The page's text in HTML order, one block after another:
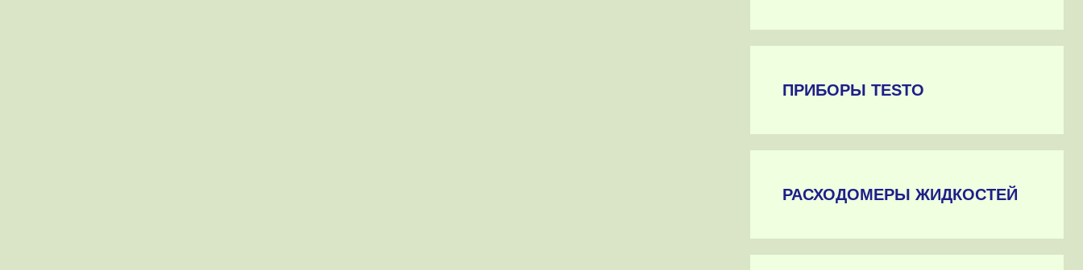
ПРИБОРЫ TESTO
РАСХОДОМЕРЫ ЖИДКОСТЕЙ